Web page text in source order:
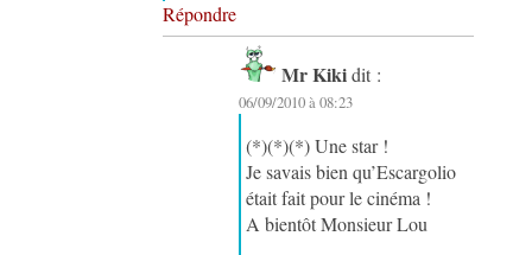
Répondre
Mr Kiki dit :
06/09/2010 à 08:23
(*)(*)(*) Une star !
Je savais bien qu’Escargolio
était fait pour le cinéma !
A bientôt Monsieur Lou